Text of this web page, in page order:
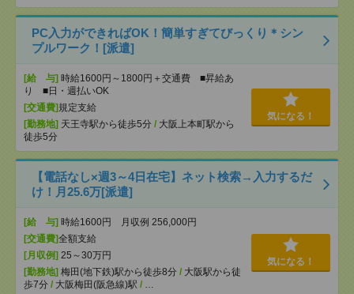
PC入力ができればOK！簡単すぎてびっくり＊シン
プルワーク！[派遣]
[給 与] 時給1600円～1800円＋交通費 ■昇給あ
り ■日・週払いOK
[交通費] 規定支給
[勤務地] 天王寺駅から徒歩5分 / 大阪上本町駅から
徒歩5分
気になる！
【電話なし×週3～4日在宅】ネット検索→入力するだ
け！月25.6万[派遣]
[給 与] 時給1600円 月収例 256,000円
[交通費]全額支給
[月収例] 25～30万円
[勤務地] 梅田(地下鉄)駅から徒歩8分 / 大阪駅から徒
歩7分 / 大阪梅田(阪急線)駅 / …
気になる！